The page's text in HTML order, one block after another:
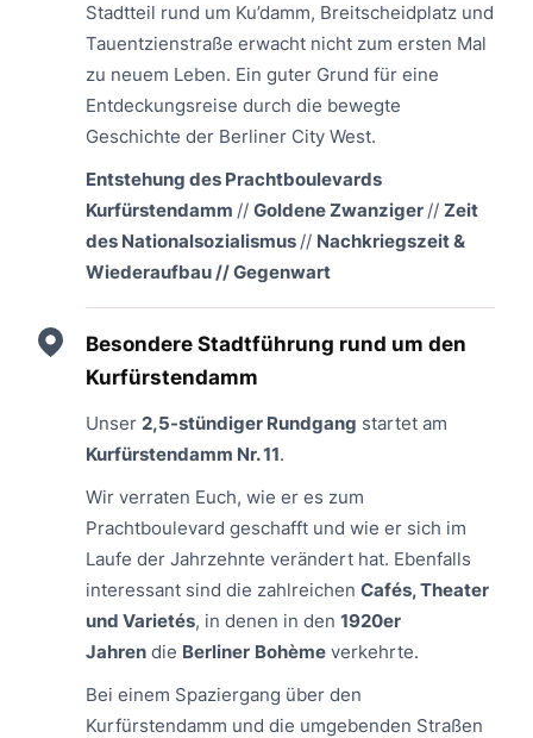
Stadtteil rund um Ku’damm, Breitscheidplatz und
Tauentzienstraße erwacht nicht zum ersten Mal
zu neuem Leben. Ein guter Grund für eine
Entdeckungsreise durch die bewegte
Geschichte der Berliner City West.
Entstehung des Prachtboulevards
Kurfürstendamm // Goldene Zwanziger // Zeit
des Nationalsozialismus // Nachkriegszeit &
Wiederaufbau //Gegenwart
Besondere Stadtführung rund um den
Kurfürstendamm
Unser 2,5-stündiger Rundgang startet am
Kurfürstendamm Nr. 11.
Wir verraten Euch, wie er es zum
Prachtboulevard geschafft und wie er sich im
Laufe der Jahrzehnte verändert hat. Ebenfalls
interessant sind die zahlreichen Cafés, Theater
und Varietés, in denen in den 1920er
Jahren die Berliner Bohème verkehrte.
Bei einem Spaziergang über den
Kurfürstendamm und die umgebenden Straßen